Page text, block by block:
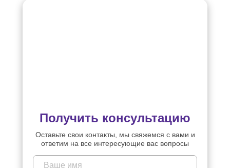
Получить консультацию
Оставьте свои контакты, мы свяжемся с вами и
ответим на все интересующие вас вопросы